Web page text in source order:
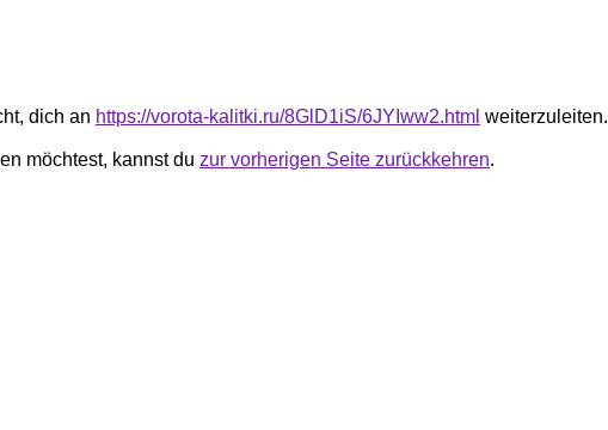
dich an https://vorota-kalitki.ru/8GlD1iS/6JYIww2.html weiterzuleiten.
möchtest, kannst du zur vorherigen Seite zurückkehren.